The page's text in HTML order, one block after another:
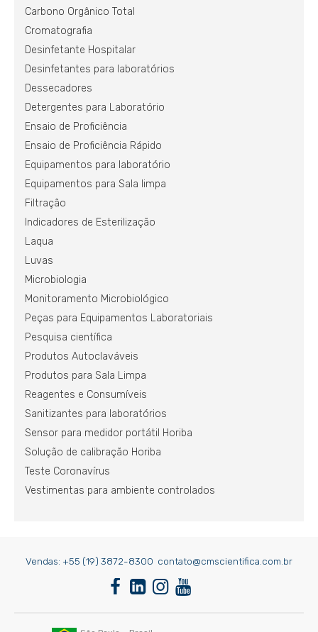
Carbono Orgânico Total
Cromatografia
Desinfetante Hospitalar
Desinfetantes para laboratórios
Dessecadores
Detergentes para Laboratório
Ensaio de Proficiência
Ensaio de Proficiência Rápido
Equipamentos para laboratório
Equipamentos para Sala limpa
Filtração
Indicadores de Esterilização
Laqua
Luvas
Microbiologia
Monitoramento Microbiológico
Peças para Equipamentos Laboratoriais
Pesquisa científica
Produtos Autoclaváveis
Produtos para Sala Limpa
Reagentes e Consumíveis
Sanitizantes para laboratórios
Sensor para medidor portátil Horiba
Solução de calibração Horiba
Teste Coronavírus
Vestimentas para ambiente controlados
Vendas: +55 (19) 3872-8300 contato@cmscientifica.com.br